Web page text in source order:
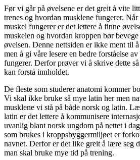
Før vi går på øvelsene er det greit å vite
trenes og hvordan musklene fungerer.
muskel fungerer er det lettere å finne
muskelen og hvordan kroppen bør
øvelsen. Denne nettsiden er ikke ment til
men å gi våre lesere en bedre forståelse
fungerer. Derfor prøver vi å skrive dette
kan forstå innholdet.
De fleste som studerer anatomi kommer
Vi skal ikke bruke så mye latin her men
musklene vi stå på både norsk og latin.
latin er det lettere å kommunisere
uvanlig blant norsk ungdom på nettet i
som brukes i kroppsbyggermiljøet er
navnet. Derfor er det like greit å lære seg
man skal bruke mye tid på trening.